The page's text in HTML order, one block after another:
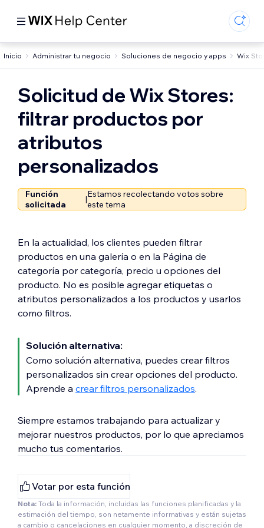
Inicio Administrar tu negocio Soluciones de negocio y apps Wix
Solicitud de Wix Stores:
filtrar productos por
atributos
personalizados
Función
solicitada
|Estamos recolectando votos sobre
este tema
En la actualidad, los clientes pueden filtrar
productos en una galería o en la Página de
categoría por categoría, precio u opciones del
producto. No es posible agregar etiquetas o
atributos personalizados a los productos y usarlos
como filtros.
Solución alternativa:
Como solución alternativa, puedes crear filtros
personalizados sin crear opciones del producto.
Aprende a crear filtros personalizados.
Siempre estamos trabajando para actualizar y
mejorar nuestros productos, por lo que apreciamos
mucho tus comentarios.
Votar por esta función
Nota: Toda la información, incluidas las funciones planificadas y la
estimación del tiempo, son netamente informativas y están sujetas
a cambio o cancelaciones en cualquier momento, a discreción de